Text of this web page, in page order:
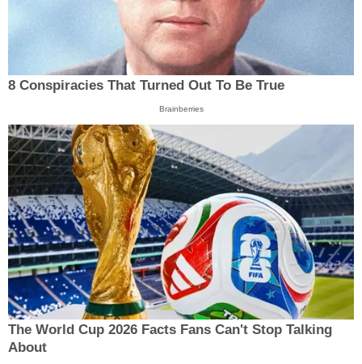
8 Conspiracies That Turned Out To Be True
Brainberries
The World Cup 2026 Facts Fans Can't Stop Talking
About